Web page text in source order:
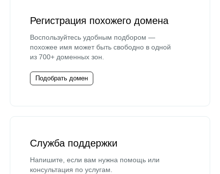
Регистрация похожего домена
Воспользуйтесь удобным подбором —
похожее имя может быть свободно в одной
из 700+ доменных зон.
Подобрать домен
Служба поддержки
Напишите, если вам нужна помощь или
консультация по услугам.